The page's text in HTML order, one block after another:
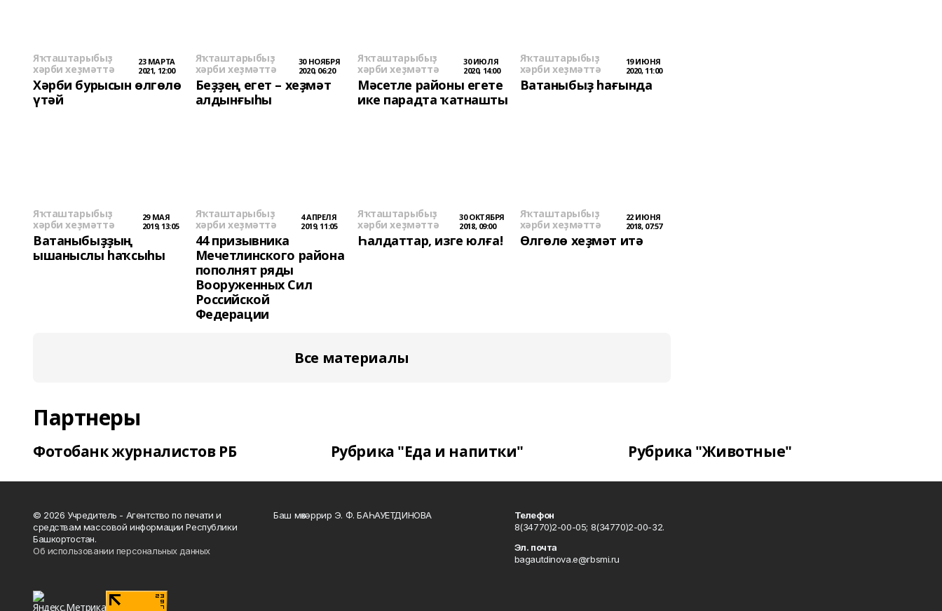
Яҡташтарыбыҙ
хәрби хеҙмәттә
23 МАРТА
2021, 12:00
Хәрби бурысын өлгөлө
үтәй
Яҡташтарыбыҙ
хәрби хеҙмәттә
30 НОЯБРЯ
2020, 06:20
Беҙҙең егет – хеҙмәт
алдынғыһы
Яҡташтарыбыҙ
хәрби хеҙмәттә
30 ИЮЛЯ
2020, 14:00
Мәсетле районы егете
ике парадта ҡатнашты
Яҡташтарыбыҙ
хәрби хеҙмәттә
19 ИЮНЯ
2020, 11:00
Ватаныбыҙ һағында
Яҡташтарыбыҙ
хәрби хеҙмәттә
29 МАЯ
2019, 13:05
Ватаныбыҙҙың
ышаныслы һаҡсыһы
Яҡташтарыбыҙ
хәрби хеҙмәттә
4 АПРЕЛЯ
2019, 11:05
44 призывника
Мечетлинского района
пополнят ряды
Вооруженных Сил
Российской
Федерации
Яҡташтарыбыҙ
хәрби хеҙмәттә
30 ОКТЯБРЯ
2018, 09:00
Һалдаттар, изге юлға!
Яҡташтарыбыҙ
хәрби хеҙмәттә
22 ИЮНЯ
2018, 07:57
Өлгөлө хеҙмәт итә
Все материалы
Партнеры
Фотобанк журналистов РБ Рубрика "Еда и напитки" Рубрика "Животные"
© 2026 Учредитель - Агентство по печати и
средствам массовой информации Республики
Башкортостан.
Об использовании персональных данных
Баш мөхәррир Э. Ф. БАҺАУЕТДИНОВА
Телефон
8(34770)2-00-05; 8(34770)2-00-32.
Эл. почта
bagautdinova.e@rbsmi.ru